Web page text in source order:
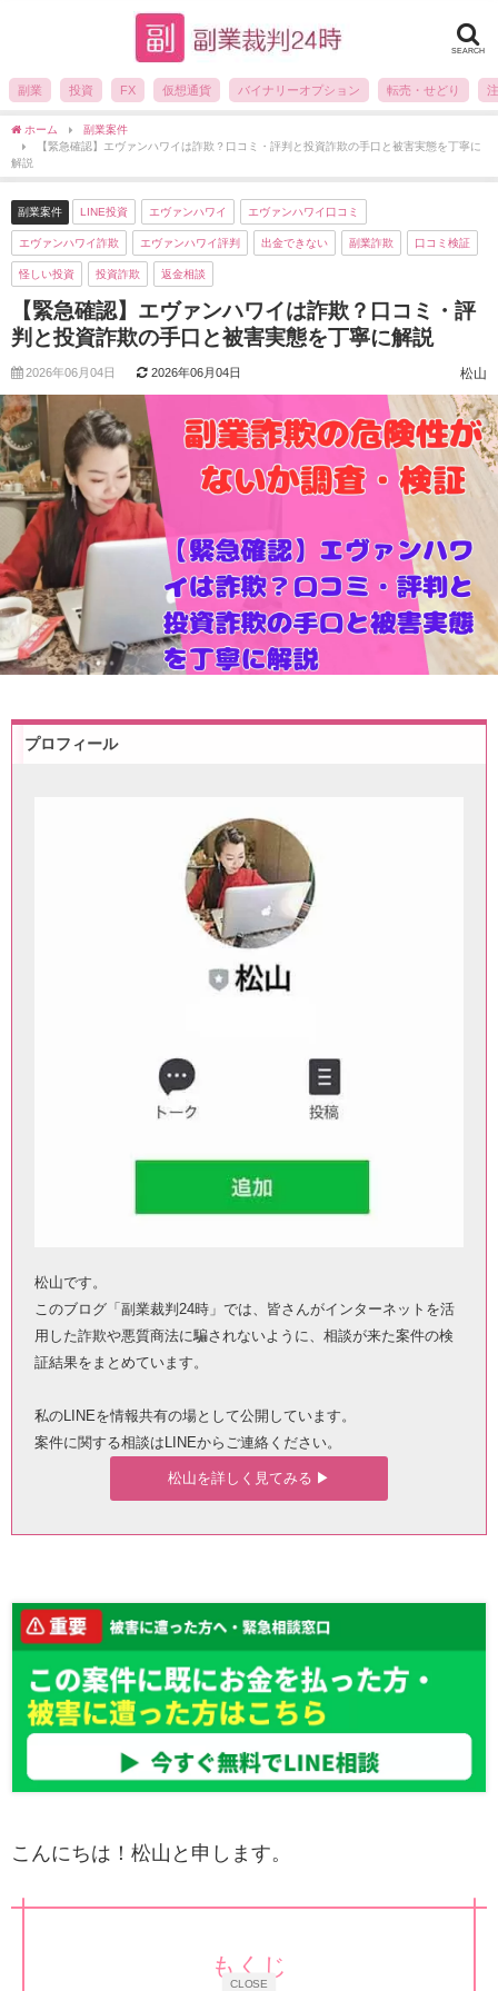
SEARCH
副業 投資 FX 仮想通貨 バイナリーオプション 転売・せどり
ホーム
副業案件
【緊急確認】エヴァンハワイは詐欺？口コミ・評判と投資詐欺の手口と被害実態を丁寧に
解説
副業案件 LINE投資 エヴァンハワイ エヴァンハワイ口コミ
エヴァンハワイ詐欺 エヴァンハワイ評判 出金できない 副業詐欺 口コミ検証
怪しい投資 投資詐欺 返金相談
【緊急確認】エヴァンハワイは詐欺？口コミ・評
判と投資詐欺の手口と被害実態を丁寧に解説
2026年06月04日 2026年06月04日 松山
プロフィール
松山です。
このブログ「副業裁判24時」では、皆さんがインターネットを活
用した詐欺や悪質商法に騙されないように、相談が来た案件の検
証結果をまとめています。
私のLINEを情報共有の場として公開しています。
案件に関する相談はLINEからご連絡ください。
松山を詳しく見てみる ▶︎
こんにちは！松山と申します。
CLOSE
もくじ